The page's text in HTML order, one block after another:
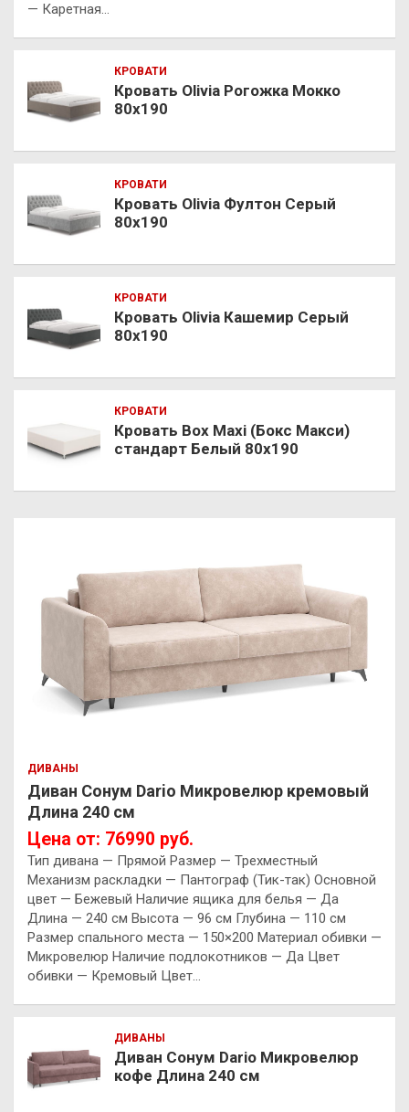
— Каретная…
КРОВАТИ
Кровать Olivia Рогожка Мокко
80х190
КРОВАТИ
Кровать Olivia Фултон Серый
80х190
КРОВАТИ
Кровать Olivia Кашемир Серый
80х190
КРОВАТИ
Кровать Box Maxi (Бокс Макси)
стандарт Белый 80х190
ДИВАНЫ
Диван Сонум Dario Микровелюр кремовый
Длина 240 см
Цена от: 76990 руб.
Тип дивана — Прямой Размер — Трехместный
Механизм раскладки — Пантограф (Тик-так) Основной
цвет — Бежевый Наличие ящика для белья — Да
Длина — 240 см Высота — 96 см Глубина — 110 см
Размер спального места — 150×200 Материал обивки —
Микровелюр Наличие подлокотников — Да Цвет
обивки — Кремовый Цвет…
ДИВАНЫ
Диван Сонум Dario Микровелюр
кофе Длина 240 см